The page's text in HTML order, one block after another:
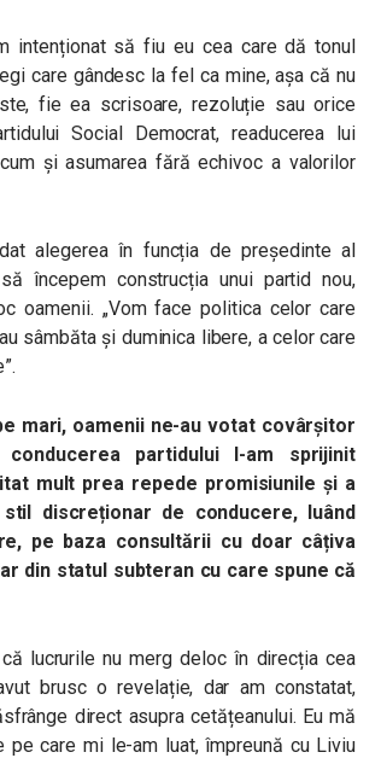
intenționat să fiu eu cea care dă tonul
care gândesc la fel ca mine, așa că nu
fie ea scrisoare, rezoluție sau orice
Social Democrat, readucerea lui
și asumarea fără echivoc a valorilor
alegerea în funcția de președinte al
începem construcția unui partid nou,
oamenii. „Vom face politica celor care
sâmbăta și duminica libere, a celor care
mari, oamenii ne-au votat covârșitor
partidului l-am sprijinit
mult prea repede promisiunile și a
discreționar de conducere, luând
pe baza consultării cu doar câțiva
din statul subteran cu care spune că
lucrurile nu merg deloc în direcția cea
brusc o revelație, dar am constatat,
direct asupra cetățeanului. Eu mă
pe care mi le-am luat, împreună cu Liviu